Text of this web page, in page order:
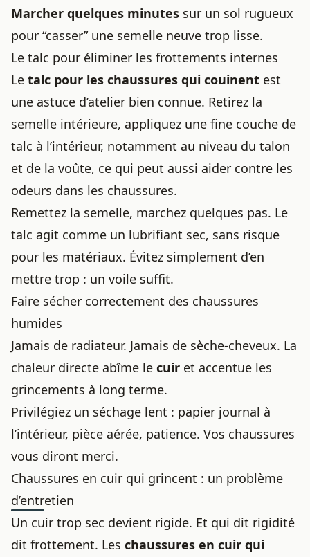
Marcher quelques minutes sur un sol rugueux
pour “casser” une semelle neuve trop lisse.
Le talc pour éliminer les frottements internes
Le talc pour les chaussures qui couinent est
une astuce d’atelier bien connue. Retirez la
semelle intérieure, appliquez une fine couche de
talc à l’intérieur, notamment au niveau du talon
et de la voûte, ce qui peut aussi aider contre les
odeurs dans les chaussures.
Remettez la semelle, marchez quelques pas. Le
talc agit comme un lubrifiant sec, sans risque
pour les matériaux. Évitez simplement d’en
mettre trop : un voile suffit.
Faire sécher correctement des chaussures
humides
Jamais de radiateur. Jamais de sèche-cheveux. La
chaleur directe abîme le cuir et accentue les
grincements à long terme.
Privilégiez un séchage lent : papier journal à
l’intérieur, pièce aérée, patience. Vos chaussures
vous diront merci.
Chaussures en cuir qui grincent : un problème
d’entretien
Un cuir trop sec devient rigide. Et qui dit rigidité
dit frottement. Les chaussures en cuir qui